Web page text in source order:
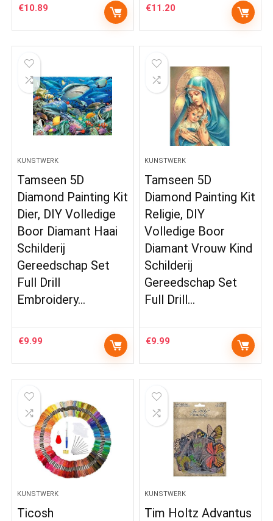
€10.89 €11.20
KUNSTWERK
Tamseen 5D
Diamond Painting Kit
Dier, DIY Volledige
Boor Diamant Haai
Schilderij
Gereedschap Set
Full Drill
Embroidery…
€9.99
KUNSTWERK
Tamseen 5D
Diamond Painting Kit
Religie, DIY
Volledige Boor
Diamant Vrouw Kind
Schilderij
Gereedschap Set
Full Drill…
€9.99
KUNSTWERK
Ticosh
KUNSTWERK
Tim Holtz Advantus